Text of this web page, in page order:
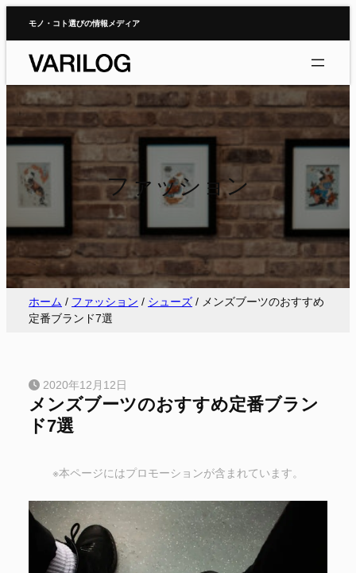
ッ
プ
モノ・コト選びの情報メディア
ファッション
ホーム / ファッション / シューズ / メンズブーツのおすすめ
定番ブランド7選
2020年12月12日
メンズブーツのおすすめ定番ブラン
ド7選
※本ページにはプロモーションが含まれています。